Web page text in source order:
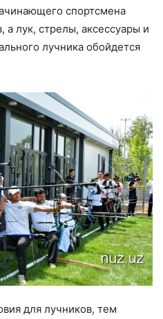
спортсмена
а лук, стрелы, аксессуары и
лучника обойдется
для лучников, тем